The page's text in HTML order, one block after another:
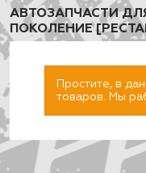
АВТОЗАПЧАСТИ ДЛЯ
ПОКОЛЕНИЕ
Простите, в
товаров. Мы